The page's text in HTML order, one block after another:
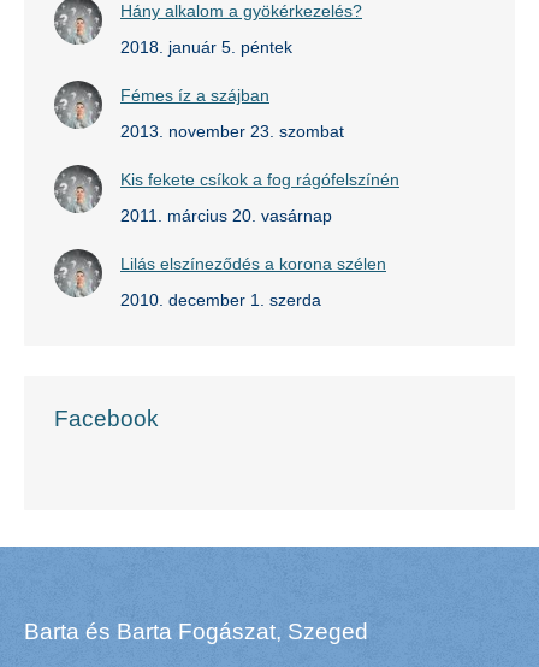
Hány alkalom a gyökérkezelés?
2018. január 5. péntek
Fémes íz a szájban
2013. november 23. szombat
Kis fekete csíkok a fog rágófelszínén
2011. március 20. vasárnap
Lilás elszíneződés a korona szélen
2010. december 1. szerda
Facebook
Barta és Barta Fogászat, Szeged